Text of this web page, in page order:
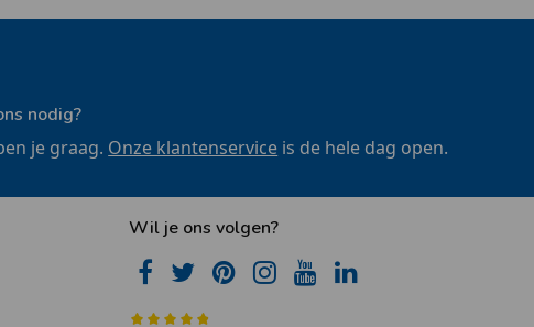
nodig?
je graag. Onze klantenservice is de hele dag open.
Wil je ons volgen?